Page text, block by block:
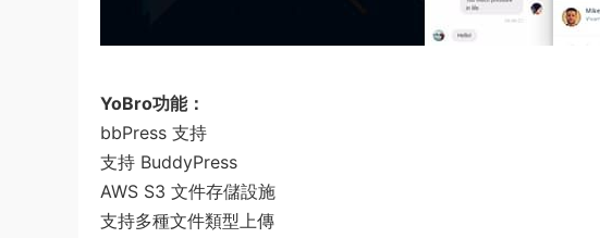
YoBro功能：
bbPress 支持
支持 BuddyPress
AWS S3 文件存儲設施
支持多種文件類型上傳